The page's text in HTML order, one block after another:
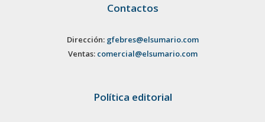
Contactos
Dirección: gfebres@elsumario.com
Ventas: comercial@elsumario.com
Política editorial